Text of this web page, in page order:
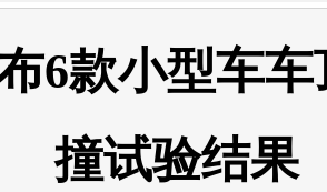
6款小型车
撞试验结果